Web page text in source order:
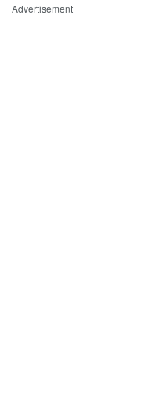
Advertisement